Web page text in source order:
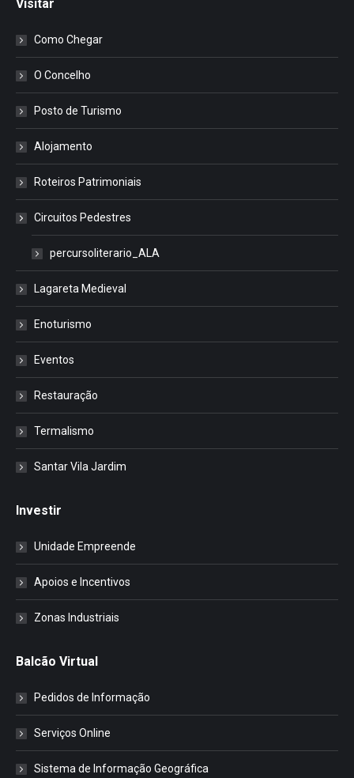
Visitar
Como Chegar
O Concelho
Posto de Turismo
Alojamento
Roteiros Patrimoniais
Circuitos Pedestres
percursoliterario_ALA
Lagareta Medieval
Enoturismo
Eventos
Restauração
Termalismo
Santar Vila Jardim
Investir
Unidade Empreende
Apoios e Incentivos
Zonas Industriais
Balcão Virtual
Pedidos de Informação
Serviços Online
Sistema de Informação Geográfica